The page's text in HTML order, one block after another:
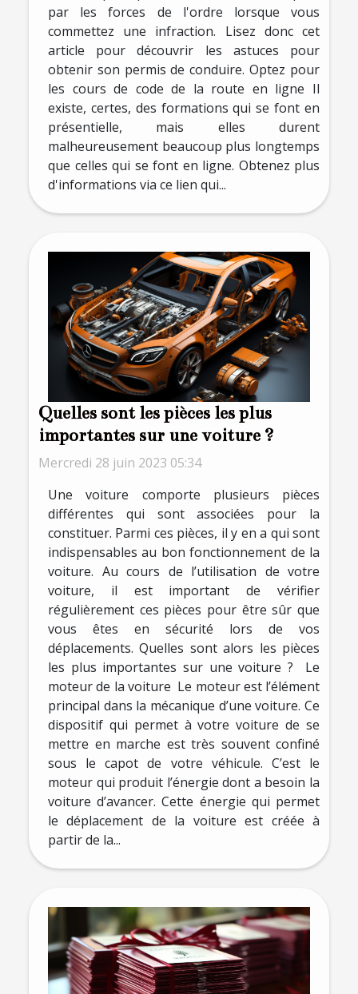
par les forces de l'ordre lorsque vous
commettez une infraction. Lisez donc cet
article pour découvrir les astuces pour
obtenir son permis de conduire. Optez pour
les cours de code de la route en ligne Il
existe, certes, des formations qui se font en
présentielle, mais elles durent
malheureusement beaucoup plus longtemps
que celles qui se font en ligne. Obtenez plus
d'informations via ce lien qui...
Quelles sont les pièces les plus
importantes sur une voiture ?
Mercredi 28 juin 2023 05:34
Une voiture comporte plusieurs pièces
différentes qui sont associées pour la
constituer. Parmi ces pièces, il y en a qui sont
indispensables au bon fonctionnement de la
voiture. Au cours de l’utilisation de votre
voiture, il est important de vérifier
régulièrement ces pièces pour être sûr que
vous êtes en sécurité lors de vos
déplacements. Quelles sont alors les pièces
les plus importantes sur une voiture ? Le
moteur de la voiture Le moteur est l’élément
principal dans la mécanique d’une voiture. Ce
dispositif qui permet à votre voiture de se
mettre en marche est très souvent confiné
sous le capot de votre véhicule. C’est le
moteur qui produit l’énergie dont a besoin la
voiture d’avancer. Cette énergie qui permet
le déplacement de la voiture est créée à
partir de la...